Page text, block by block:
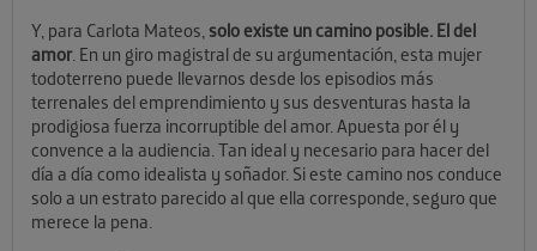
Y, para Carlota Mateos, solo existe un camino posible. El del
amor. En un giro magistral de su argumentación, esta mujer
todoterreno puede llevarnos desde los episodios más
terrenales del emprendimiento y sus desventuras hasta la
prodigiosa fuerza incorruptible del amor. Apuesta por él y
convence a la audiencia. Tan ideal y necesario para hacer del
día a día como idealista y soñador. Si este camino nos conduce
solo a un estrato parecido al que ella corresponde, seguro que
merece la pena.